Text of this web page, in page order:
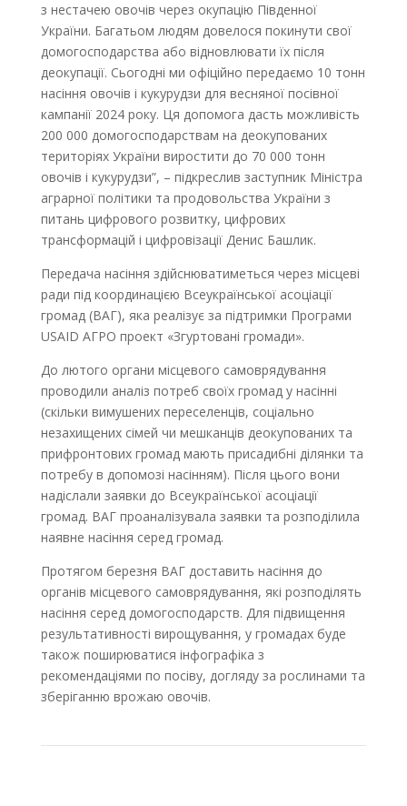
з нестачею овочів через окупацію Південної
України. Багатьом людям довелося покинути свої
домогосподарства або відновлювати їх після
деокупації. Сьогодні ми офіційно передаємо 10 тонн
насіння овочів і кукурудзи для весняної посівної
кампанії 2024 року. Ця допомога дасть можливість
200 000 домогосподарствам на деокупованих
територіях України виростити до 70 000 тонн
овочів і кукурудзи”, – підкреслив заступник Міністра
аграрної політики та продовольства України з
питань цифрового розвитку, цифрових
трансформацій і цифровізації Денис Башлик.
Передача насіння здійснюватиметься через місцеві
ради під координацією Всеукраїнської асоціації
громад (ВАГ), яка реалізує за підтримки Програми
USAID АГРО проект «Згуртовані громади».
До лютого органи місцевого самоврядування
проводили аналіз потреб своїх громад у насінні
(скільки вимушених переселенців, соціально
незахищених сімей чи мешканців деокупованих та
прифронтових громад мають присадибні ділянки та
потребу в допомозі насінням). Після цього вони
надіслали заявки до Всеукраїнської асоціації
громад. ВАГ проаналізувала заявки та розподілила
наявне насіння серед громад.
Протягом березня ВАГ доставить насіння до
органів місцевого самоврядування, які розподілять
насіння серед домогосподарств. Для підвищення
результативності вирощування, у громадах буде
також поширюватися інфографіка з
рекомендаціями по посіву, догляду за рослинами та
зберіганню врожаю овочів.